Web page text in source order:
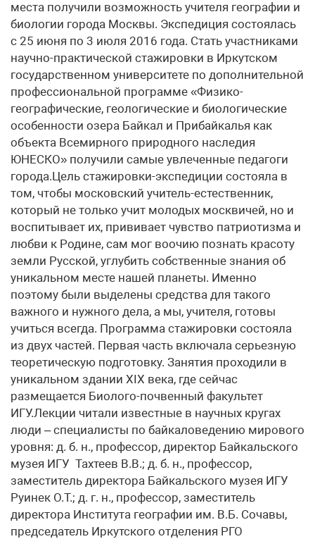
места получили возможность учителя географии и
биологии города Москвы. Экспедиция состоялась
с 25 июня по 3 июля 2016 года. Стать участниками
научно-практической стажировки в Иркутском
государственном университете по дополнительной
профессиональной программе «Физико-
географические, геологические и биологические
особенности озера Байкал и Прибайкалья как
объекта Всемирного природного наследия
ЮНЕСКО» получили самые увлеченные педагоги
города.Цель стажировки-экспедиции состояла в
том, чтобы московский учитель-естественник,
который не только учит молодых москвичей, но и
воспитывает их, прививает чувство патриотизма и
любви к Родине, сам мог воочию познать красоту
земли Русской, углубить собственные знания об
уникальном месте нашей планеты. Именно
поэтому были выделены средства для такого
важного и нужного дела, а мы, учителя, готовы
учиться всегда. Программа стажировки состояла
из двух частей. Первая часть включала серьезную
теоретическую подготовку. Занятия проходили в
уникальном здании XIX века, где сейчас
размещается Биолого-почвенный факультет
ИГУ.Лекции читали известные в научных кругах
люди – специалисты по байкаловедению мирового
уровня: д. б. н., профессор, директор Байкальского
музея ИГУ Тахтеев В.В.; д. б. н., профессор,
заместитель директора Байкальского музея ИГУ
Руинек О.Т.; д. г. н., профессор, заместитель
директора Института географии им. В.Б. Сочавы,
председатель Иркутского отделения РГО